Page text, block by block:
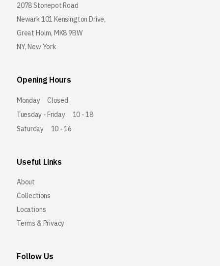
2078 Stonepot Road
Newark 101 Kensington Drive,
Great Holm, MK8 9BW
NY, New York
Opening Hours
Monday Closed
Saturday 10 - 16
Tuesday - Friday 10 - 18
Useful Links
About
Collections
Locations
Terms & Privacy
Follow Us